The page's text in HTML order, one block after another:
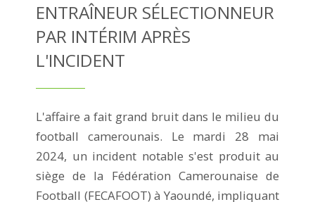
ENTRAÎNEUR SÉLECTIONNEUR
PAR INTÉRIM APRÈS
L'INCIDENT
L'affaire a fait grand bruit dans le milieu du
football camerounais. Le mardi 28 mai
2024, un incident notable s'est produit au
siège de la Fédération Camerounaise de
Football (FECAFOOT) à Yaoundé, impliquant